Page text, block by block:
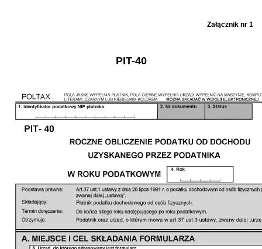
Załącznik nr 1
PIT-40